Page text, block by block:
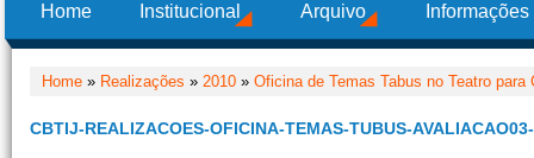
Home Institucional Arquivo
Home » Realizações » 2010 » Oficina de Temas Tabus no Teatro para
CBTIJ-REALIZACOES-OFICINA-TEMAS-TUBUS-